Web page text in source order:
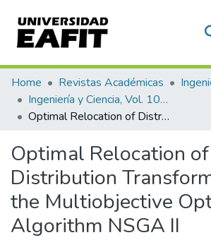
Communities & Collections
All of DSpace
Home Revistas Académicas
Ingeniería y Ciencia, Vol. 10, Núm. 19 (2014)
Optimal Relocation of Distribution Transformers using the Multiobjective Optimization Algorithm NSGA II
Optimal Relocation of
Distribution
the Multiobjective
Algorithm NSGA II